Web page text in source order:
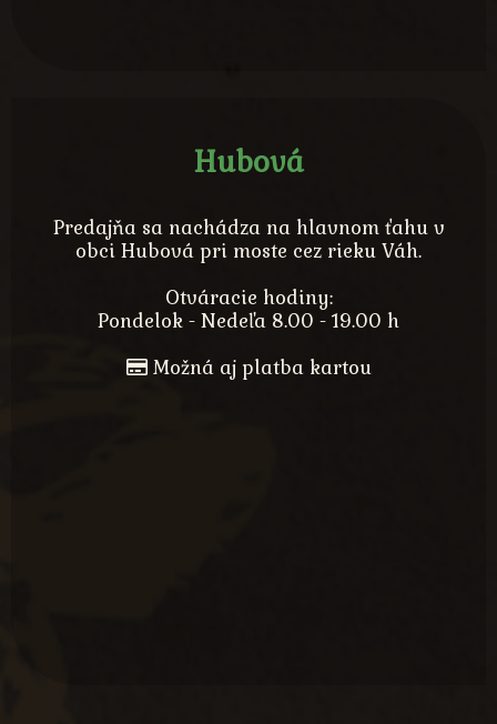
Hubová
Predajňa sa nachádza na hlavnom ťahu v
obci Hubová pri moste cez rieku Váh.
Otváracie hodiny:
Pondelok - Nedeľa 8.00 - 19.00 h
Možná aj platba kartou